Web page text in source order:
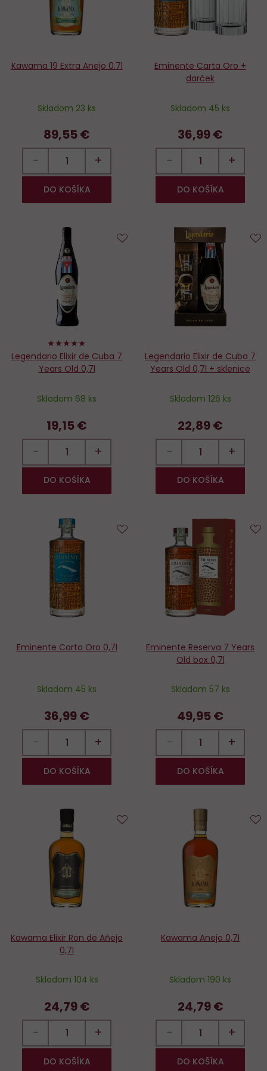
Kawama 19 Extra Anejo 0.7l
Skladom 23 ks
89,55 €
− +
DO KOŠÍKA
Eminente Carta Oro +
darček
Skladom 45 ks
36,99 €
− +
DO KOŠÍKA
96%
Legendario Elixir de Cuba 7
Years Old 0,7l
Skladom 68 ks
19,15 €
− +
DO KOŠÍKA
obľúbených
Legendario Elixir de Cuba 7
Years Old 0,7l + sklenice
Skladom 126 ks
22,89 €
− +
DO KOŠÍKA
Eminente Carta Oro 0,7l
Skladom 45 ks
36,99 €
− +
DO KOŠÍKA
obľúbených
Eminente Reserva 7 Years
Old box 0,7l
Skladom 57 ks
49,95 €
− +
DO KOŠÍKA
Kawama Elixir Ron de Aňejo
0,7l
Skladom 104 ks
24,79 €
− +
DO KOŠÍKA
Kawama Anejo 0,7l
Skladom 190 ks
24,79 €
− +
DO KOŠÍKA